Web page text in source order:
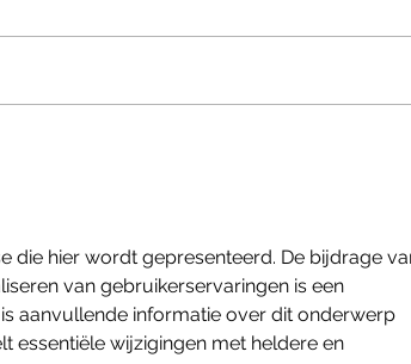
ツ
die hier wordt gepresenteerd. De bijdrage
van gebruikerservaringen is een
aanvullende informatie over dit onderwerp
essentiële wijzigingen met heldere en